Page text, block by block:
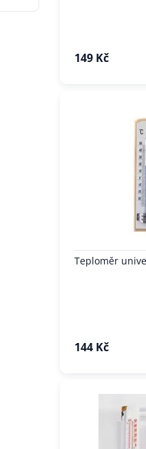
149 Kč
Teploměr
144 Kč